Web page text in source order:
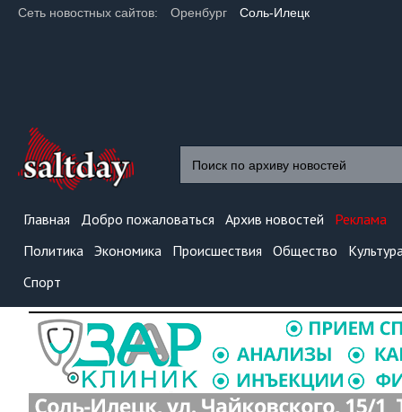
Сеть новостных сайтов: Оренбург Соль-Илецк
Главная Добро пожаловаться Архив новостей
Реклама
Политика Экономика Происшествия Общество
Спорт